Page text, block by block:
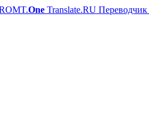
One Translate.RU